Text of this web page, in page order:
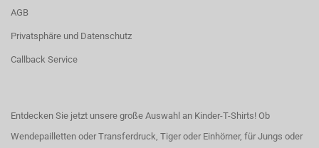
AGB
Privatsphäre und Datenschutz
Callback Service
Entdecken Sie jetzt unsere große Auswahl an Kinder-T-Shirts! Ob
Wendepailletten oder Transferdruck, Tiger oder Einhörner, für Jungs oder